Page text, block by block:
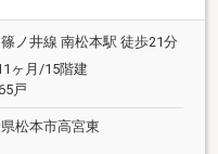
篠ノ井線 南松本駅 徒歩21分
ヶ月/15階建
戸
松本市高宮東